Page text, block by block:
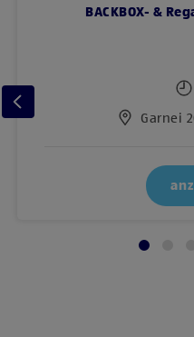
BACKBOX- &
Garnei